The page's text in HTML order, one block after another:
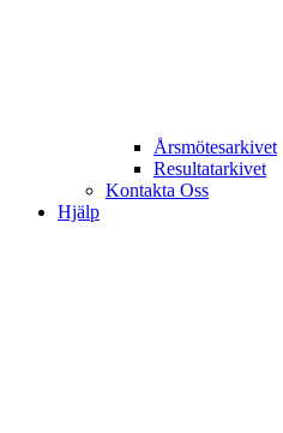
Årsmötesarkivet
Resultatarkivet
Kontakta Oss
Hjälp